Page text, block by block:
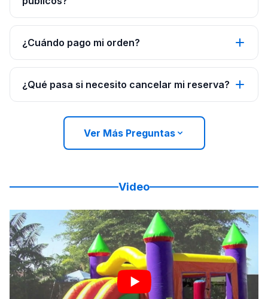
¿Cuándo pago mi orden?
¿Qué pasa si necesito cancelar mi reserva?
Ver Más Preguntas
Video